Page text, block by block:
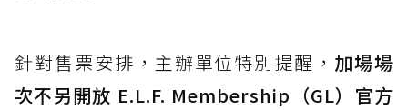
針對售票安排，主辦單位特別提醒， 加場場
次不另開放 E.L.F. Membership（GL）官方